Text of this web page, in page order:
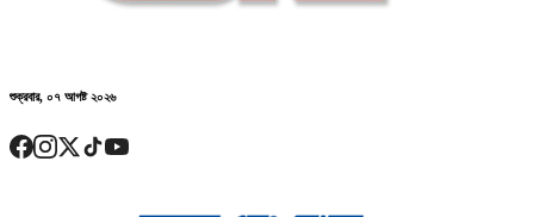
শুক্রবার, ০৭ আগষ্ট ২০২৬